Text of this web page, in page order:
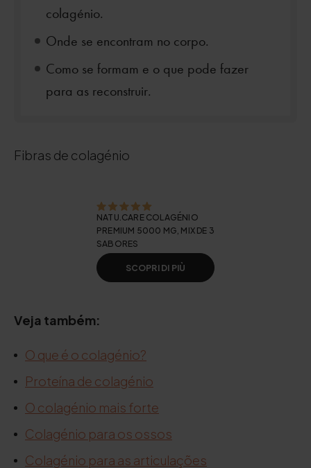
colagénio.
Onde se encontram no corpo.
Como se formam e o que pode fazer
para as reconstruir.
Fibras de colagénio
NATU.CARE COLAGÉNIO
PREMIUM 5000 MG, MIX DE 3
SABORES
SCOPRI DI PIÙ
Veja também:
O que é o colagénio?
Proteína de colagénio
O colagénio mais forte
Colagénio para os ossos
Colagénio para as articulações